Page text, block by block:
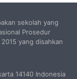
sekolah yang
Prosedur
yang disahkan
14140 Indonesia